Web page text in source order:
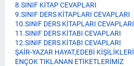
8.SINIF KİTAP CEVAPLARI
9.SINIF DERS KİTAPLARI CEVAPLARI
10.SINIF DERS KİTAPLARI CEVAPLARI
11.SINIF DERS KİTABI CEVAPLARI
12.SINIF DERS KİTABI CEVAPLARI
ŞAİR-YAZAR HAYAT,EDEBİ KİŞİLİKLERİ
ENÇOK TIKLANAN ETİKETLERİMİZ